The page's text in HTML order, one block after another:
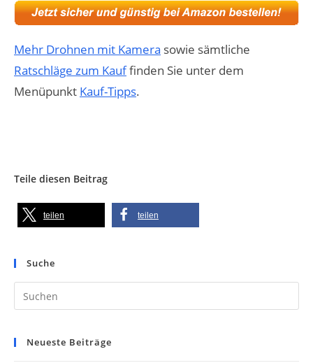
Mehr Drohnen mit Kamera sowie sämtliche
Ratschläge zum Kauffinden Sie unter dem
Menüpunkt Kauf-Tipps.
Teile diesen Beitrag
teilen teilen
Suche
Neueste Beiträge